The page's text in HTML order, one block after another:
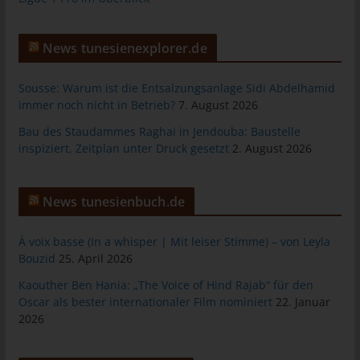
News tunesienexplorer.de
Sousse: Warum ist die Entsalzungsanlage Sidi Abdelhamid
immer noch nicht in Betrieb? 7. August 2026
Bau des Staudammes Raghai in Jendouba: Baustelle
inspiziert, Zeitplan unter Druck gesetzt 2. August 2026
News tunesienbuch.de
À voix basse (In a whisper | Mit leiser Stimme) – von Leyla
Bouzid 25. April 2026
Kaouther Ben Hania: „The Voice of Hind Rajab“ für den
Oscar als bester internationaler Film nominiert 22. Januar
2026
personenbezogenen Daten an Dritte.
Kommentarfunktion im Blog auf der
Internetseite
Wir bieten den Nutzern auf einem Blog, der sich auf der
Internetseite des für die Verarbeitung Verantwortlichen befindet,
die Möglichkeit, individuelle Kommentare zu einzelnen Blog-
Beiträgen zu hinterlassen. Ein Blog ist ein auf einer Internetseite
genannt werden, Artikel posten oder Gedanken in sogenannten
Blogposts niederschreiben können. Die Blogposts können in der
Regel von Dritten kommentiert werden.
Hinterlässt eine betroffene Person einen Kommentar in dem auf
dieser Internetseite veröffentlichten Blog, werden neben den
von der betroffenen Person hinterlassenen Kommentaren auch
Angaben zum Zeitpunkt der Kommentareingabe sowie zu dem